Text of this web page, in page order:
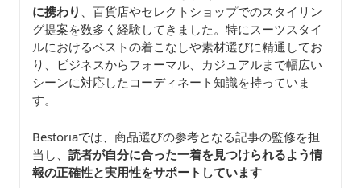
に携わり
、百貨店やセレクトショップでのスタイリン
グ提案を数多く経験してきました。特にスーツスタイ
ルにおけるベストの着こなしや素材選びに精通してお
り、ビジネスからフォーマル、カジュアルまで幅広い
シーンに対応したコーディネート知識を持っていま
す。
Bestoriaでは、商品選びの参考となる記事の監修を担
当し、 読者が自分に合った一着を見つけられるよう情
報の正確性と実用性をサポートしています